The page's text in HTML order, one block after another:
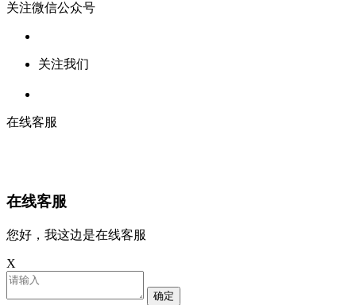
关注微信公众号
关注我们
在线客服
在线客服
您好，我这边是在线客服
X
确定